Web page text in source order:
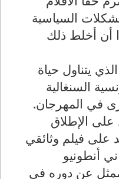
السياسية
أن أخلط ذلك
يتناول حياة
السنغالية
في المهرجان.
الإطلاق
على فيلم وثائقي
أنطونيو
عن دوره في